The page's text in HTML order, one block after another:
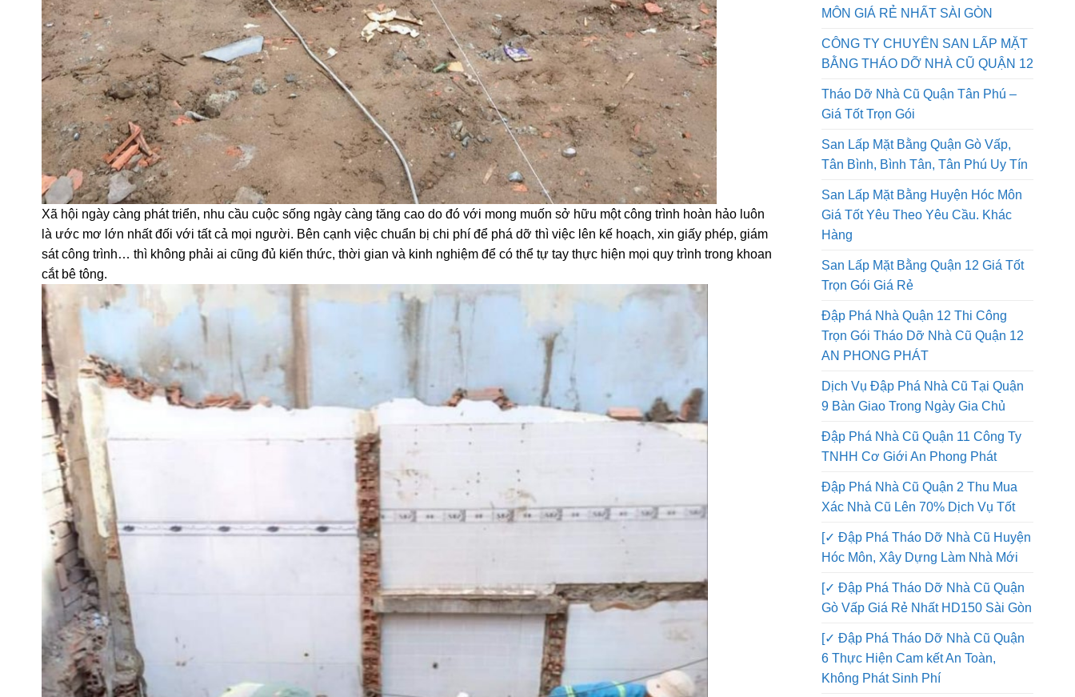
Xã hội ngày càng phát triển, nhu cầu cuộc sống ngày càng tăng cao do đó với mong muốn sở hữu một công trình hoàn hảo luôn
là ước mơ lớn nhất đối với tất cả mọi người. Bên cạnh việc chuẩn bị chi phí để phá dỡ thì việc lên kế hoạch, xin giấy phép, giám
sát công trình… thì không phải ai cũng đủ kiến thức, thời gian và kinh nghiệm để có thể tự tay thực hiện mọi quy trình trong khoan
cắt bê tông.
PHONG PHÁT
SAN LẤP MẶT BẰNG HUYỆN HÓC
MÔN GIÁ RẺ NHẤT SÀI GÒN
CÔNG TY CHUYÊN SAN LẤP MẶT
BẰNG THÁO DỠ NHÀ CŨ QUẬN 12
Tháo Dỡ Nhà Cũ Quận Tân Phú –
Giá Tốt Trọn Gói
San Lấp Mặt Bằng Quận Gò Vấp,
Tân Bình, Bình Tân, Tân Phú Uy Tín
San Lấp Mặt Bằng Huyện Hóc Môn
Giá Tốt Yêu Theo Yêu Cầu. Khác
Hàng
San Lấp Mặt Bằng Quận 12 Giá Tốt
Trọn Gói Giá Rẻ
Đập Phá Nhà Quận 12 Thi Công
Trọn Gói Tháo Dỡ Nhà Cũ Quận 12
AN PHONG PHÁT
Dịch Vụ Đập Phá Nhà Cũ Tại Quận
9 Bàn Giao Trong Ngày Gia Chủ
Đập Phá Nhà Cũ Quận 11 Công Ty
TNHH Cơ Giới An Phong Phát
Đập Phá Nhà Cũ Quận 2 Thu Mua
Xác Nhà Cũ Lên 70% Dịch Vụ Tốt
[✓ Đập Phá Tháo Dỡ Nhà Cũ Huyện
Hóc Môn, Xây Dựng Làm Nhà Mới
[✓ Đập Phá Tháo Dỡ Nhà Cũ Quận
Gò Vấp Giá Rẻ Nhất HD150 Sài Gòn
[✓ Đập Phá Tháo Dỡ Nhà Cũ Quận